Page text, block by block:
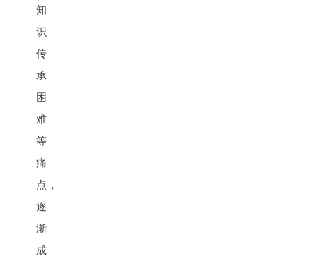
知
识
传
承
困
难
等
痛
点，
逐
渐
成